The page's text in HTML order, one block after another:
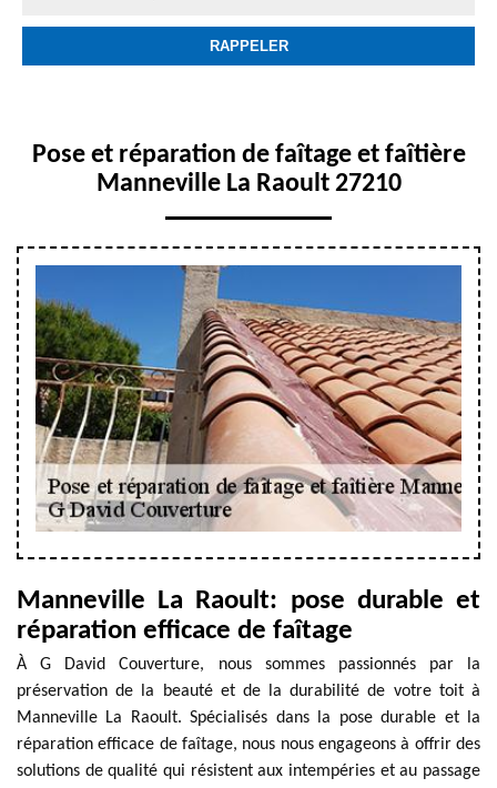
Pose et réparation de faîtage et faîtière
Manneville La Raoult 27210
Manneville La Raoult: pose durable et
réparation efficace de faîtage
À G David Couverture, nous sommes passionnés par la
préservation de la beauté et de la durabilité de votre toit à
Manneville La Raoult. Spécialisés dans la pose durable et la
réparation efficace de faîtage, nous nous engageons à offrir des
solutions de qualité qui résistent aux intempéries et au passage